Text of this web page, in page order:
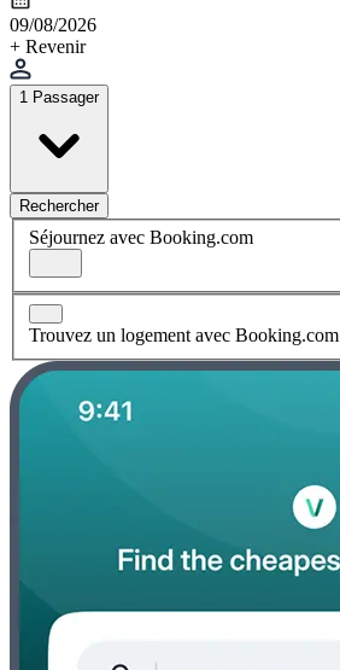
09/08/2026
+ Revenir
1 Passager
Rechercher
Séjournez avec Booking.com
Trouvez un logement avec Booking.com